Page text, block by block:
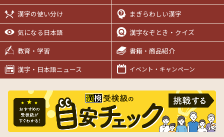
漢字の使い分け まぎらわしい漢字
気になる日本語 漢字なぞとき・クイズ
教育・学習 書籍・商品紹介
漢字・日本語ニュース イベント・キャンペーン